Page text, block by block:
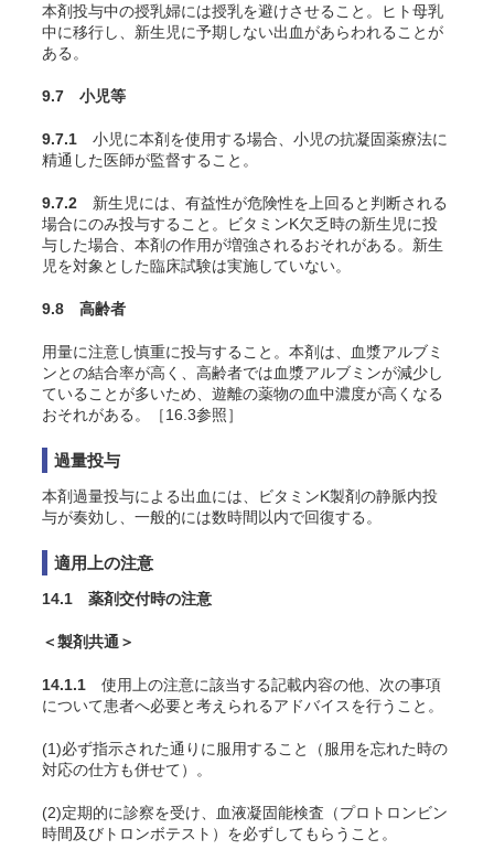
本剤投与中の授乳婦には授乳を避けさせること。ヒト母乳
中に移行し、新生児に予期しない出血があらわれることが
ある。
9.7 小児等
9.7.1 小児に本剤を使用する場合、小児の抗凝固薬療法に
精通した医師が監督すること。
9.7.2 新生児には、有益性が危険性を上回ると判断される
場合にのみ投与すること。ビタミンK欠乏時の新生児に投
与した場合、本剤の作用が増強されるおそれがある。新生
児を対象とした臨床試験は実施していない。
9.8 高齢者
用量に注意し慎重に投与すること。本剤は、血漿アルブミ
ンとの結合率が高く、高齢者では血漿アルブミンが減少し
ていることが多いため、遊離の薬物の血中濃度が高くなる
おそれがある。［16.3参照］
過量投与
本剤過量投与による出血には、ビタミンK製剤の静脈内投
与が奏効し、一般的には数時間以内で回復する 。
適用上の注意
14.1 薬剤交付時の注意
＜製剤共通＞
14.1.1 使用上の注意に該当する記載内容の他、次の事項
について患者へ必要と考えられるアドバイスを行うこと。
(1)必ず指示された通りに服用すること（服用を忘れた時の
対応の仕方も併せて）。
(2)定期的に診察を受け、血液凝固能検査（プロトロンビン
時間及びトロンボテスト）を必ずしてもらうこと。